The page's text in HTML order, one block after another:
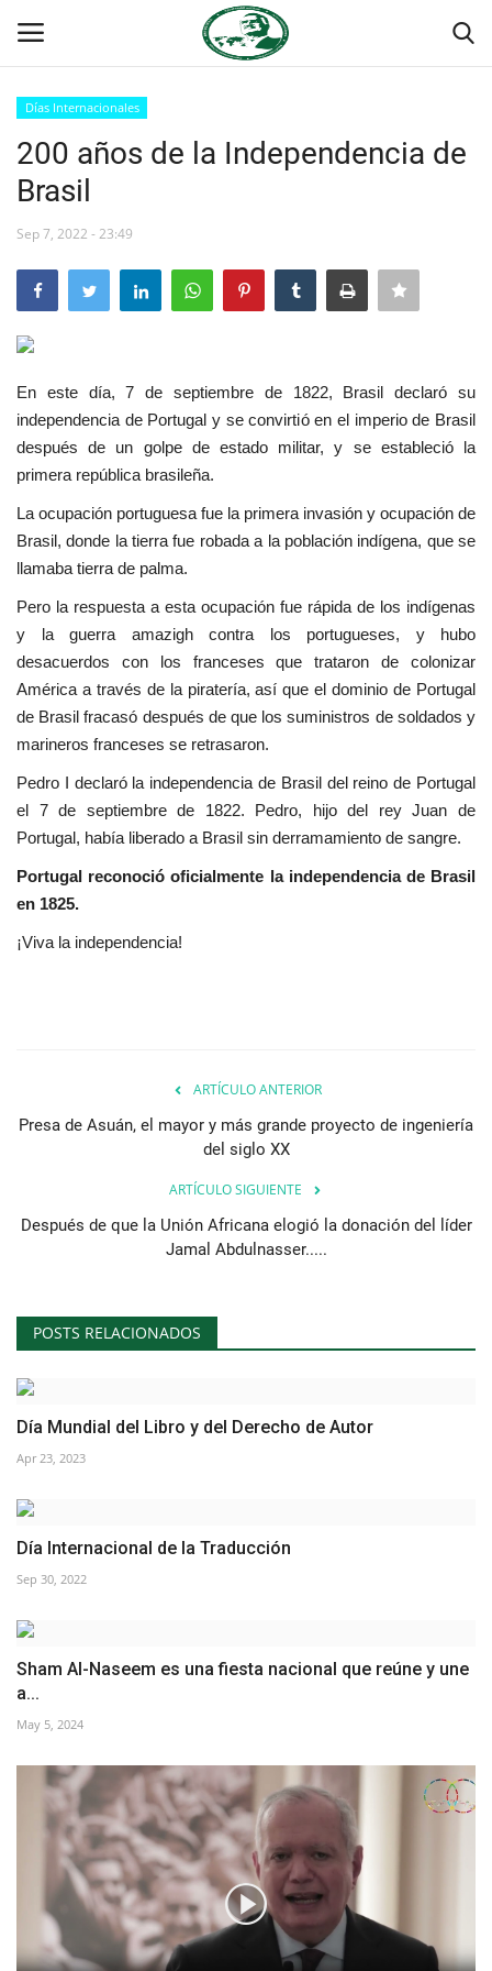
Inicio
Foro Internacional Nasser
Nuestro Equipo
Herencia de Jamal Abdel-Nasser
Movimiento Juvenil Nasser
Internacional
Noticias
Nuestras Referencias
Ciudadano Global
Líderes
Documentos
Oportunidades
Los patrocinios
Lengua
French Arabic
Días Internacionales
200 años de la Independencia de
Brasil
Sep 7, 2022 - 23:49
En este día, 7 de septiembre de 1822, Brasil declaró su
independencia de Portugal y se convirtió en el imperio de Brasil
después de un golpe de estado militar, y se estableció la
primera república brasileña.
La ocupación portuguesa fue la primera invasión y ocupación de
Brasil, donde la tierra fue robada a la población indígena, que se
llamaba tierra de palma.
Pero la respuesta a esta ocupación fue rápida de los indígenas
y la guerra amazigh contra los portugueses, y hubo
desacuerdos con los franceses que trataron de colonizar
América a través de la piratería, así que el dominio de Portugal
de Brasil fracasó después de que los suministros de soldados y
marineros franceses se retrasaron.
Pedro I declaró la independencia de Brasil del reino de Portugal
el 7 de septiembre de 1822. Pedro, hijo del rey Juan de
Portugal, había liberado a Brasil sin derramamiento de sangre.
Portugal reconoció oficialmente la independencia de Brasil
en 1825.
¡Viva la independencia!
ARTÍCULO ANTERIOR
Presa de Asuán, el mayor y más grande proyecto de ingeniería
del siglo XX
ARTÍCULO SIGUIENTE
Después de que la Unión Africana elogió la donación del líder
Jamal Abdulnasser.....
POSTS RELACIONADOS
Día Mundial del Libro y del Derecho de Autor
Apr 23, 2023
Día Internacional de la Traducción
Sep 30, 2022
Sham Al-Naseem es una fiesta nacional que reúne y une
a...
May 5, 2024